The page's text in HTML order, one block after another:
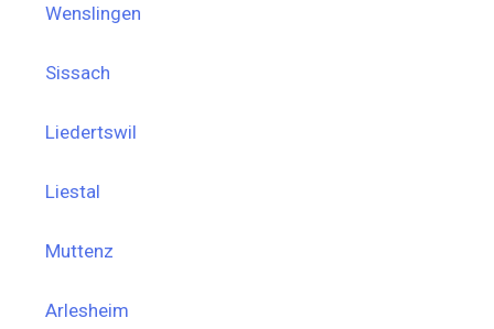
Wenslingen
Sissach
Liedertswil
Liestal
Muttenz
Arlesheim